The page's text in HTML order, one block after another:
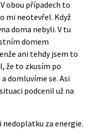
obou případech to
mi neotevřel. Když
doma nebyli. V tu
domem
ani tehdy jsem to
že to zkusím po
domluvíme se. Asi
podcenil už na
za energie.